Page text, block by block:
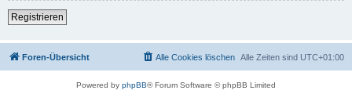
Registrieren
Foren-Übersicht Alle Zeiten sind UTC+01:00
Alle Cookies löschen
Powered by phpBB® Forum Software © phpBB Limited